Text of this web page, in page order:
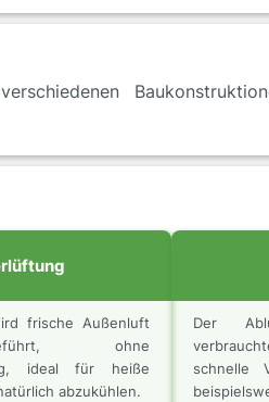
frische Außenluft
ohne
ideal für heiße
abzukühlen.
Der
schnelle